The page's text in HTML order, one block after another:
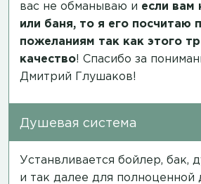
вас не обманываю и если вам
или баня, то я его посчитаю
пожеланиям так как этого
качество! Спасибо за
Дмитрий Глушаков!
Душевая система
Устанвливается бойлер, бак,
и так далее для полноценной